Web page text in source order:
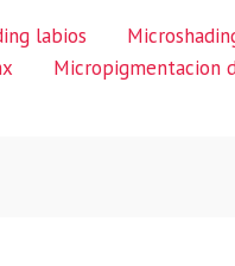
labios
Micropigmentacion